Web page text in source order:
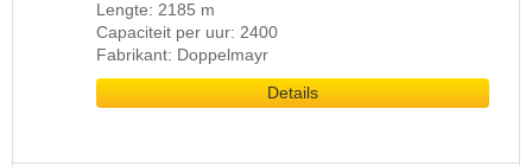
Lengte: 2185 m
Capaciteit per uur: 2400
Fabrikant: Doppelmayr
Details